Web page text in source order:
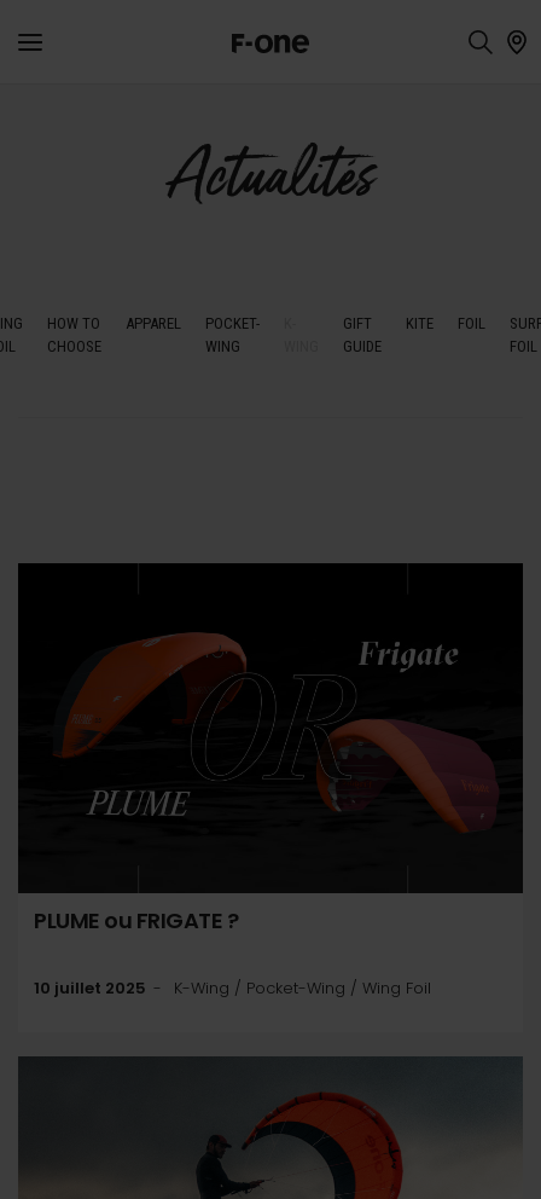
Actualités
HOW TO
CHOOSE
APPAREL
POCKET-
WING
GIFT
GUIDE
KITE FOIL
FOIL
PLUME ou FRIGATE ?
10 juillet 2025 K-Wing / Pocket-Wing / Wing Foil